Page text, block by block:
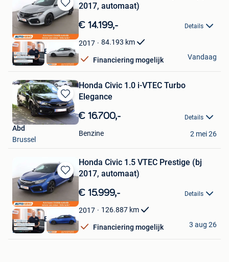
Bewaren
in
Favorieten
2017, automaat)
€ 14.199,- Details
2017 84.193 km
Financiering mogelijk
Autohero België
Brussel
Vandaag
Bewaren
in
Mijn
Favorieten
Honda Civic 1.0 i-VTEC Turbo
Elegance
€ 16.700,- Details
Benzine
Abd
Brussel
2 mei 26
Bewaren
in
Favorieten
Honda Civic 1.5 VTEC Prestige (bj
2017, automaat)
€ 15.999,- Details
2017 126.887 km
Financiering mogelijk
Autohero België
Brussel
3 aug 26